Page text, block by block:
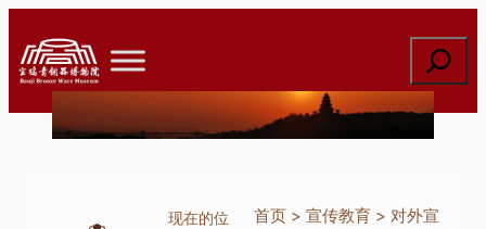
至
内
索
现在的位
首页> 宣传教育> 对外宣